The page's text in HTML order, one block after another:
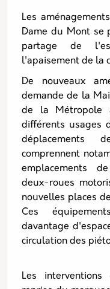
Les
Dame du Mont se
partage de
l'apaisement de la
De nouveaux
demande de la
de la Métropole
différents usages
déplacements
comprennent
emplacements
deux-roues
nouvelles places
Ces
davantage
circulation des
Les